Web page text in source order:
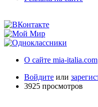
О сайте mia-italia.com
Войдите или
3925 просмотров